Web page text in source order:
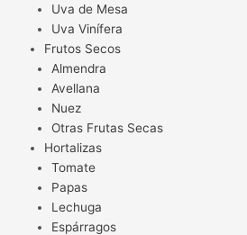
Uva de Mesa
Uva Vinífera
Frutos Secos
Almendra
Avellana
Nuez
Otras Frutas Secas
Hortalizas
Tomate
Papas
Lechuga
Espárragos